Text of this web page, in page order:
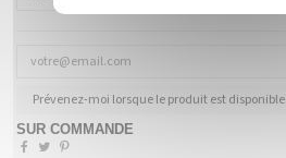
Prévenez-moi lorsque le produit est disponible
SUR COMMANDE